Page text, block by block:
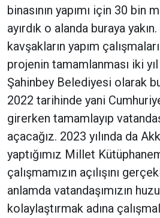
binasının yapımı için 30 bin
ayırdık o alanda buraya
kavşakların yapım
projenin tamamlanması iki
Şahinbey Belediyesi olarak
2022 tarihinde yani
girerken tamamlayıp
açacağız. 2023 yılında da
yaptığımız Millet
çalışmamızın açılışını
anlamda vatandaşımızın
kolaylaştırmak adına